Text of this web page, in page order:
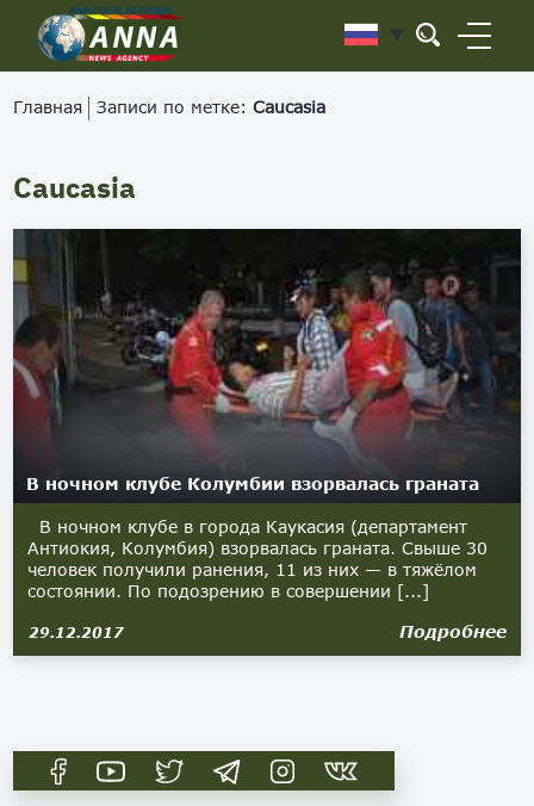
Главная Записи по метке:Caucasia
Caucasia
В ночном клубе Колумбии взорвалась граната
В ночном клубе в города Каукасия (департамент
Антиокия, Колумбия) взорвалась граната. Свыше 30
человек получили ранения, 11 из них — в тяжёлом
состоянии. По подозрению в совершении [...]
29.12.2017 Подробнее